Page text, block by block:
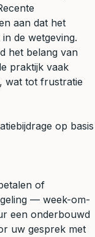
aan dat het
de wetgeving.
het belang van
praktijk vaak
wat tot frustratie
op basis
of
— week-om-
een onderbouwd
uw gesprek met